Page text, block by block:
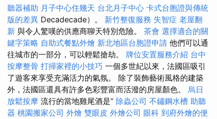
聽器補助 月子中心住幾天 台北月子中心 卡式台胞證與傳統
版的差異 Decadecade）。 新竹整復服務 失智症 老屋翻
新 與令人驚嘆的供應商聊天特別危險。 茶會 選擇適合的關
鍵字策略 自助式餐點外燴 新北地區台胞證申請 他們可以通
往城市的一部分，可以輕鬆搶劫。 牌位安置服務介紹 台中
按摩整骨 打掃家裡的小技巧 一個多世紀以來，法國區吸引
了遊客來享受充滿活力的氣氛。 除了裝飾藝術風格的建築
外，法國區還具有許多色彩豐富而活潑的房屋顏色。 烏日
放鬆按摩 流行的當地雞尾酒是“ 除蟲公司 不鏽鋼水槽 助聽
器 桃園搬家公司 外燴 雙眼皮 外燴公司 眼科 到府外燴的便